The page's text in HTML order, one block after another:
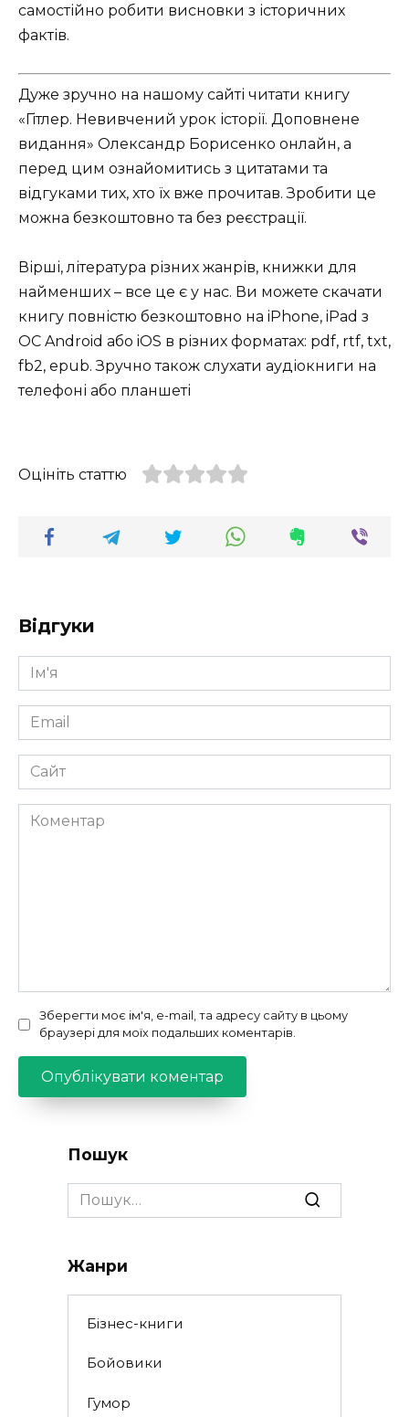
самостійно робити висновки з історичних
фактів.
Дуже зручно на нашому сайті читати книгу
«Гітлер. Невивчений урок історії. Доповнене
видання» Олександр Борисенко онлайн, а
перед цим ознайомитись з цитатами та
відгуками тих, хто їх вже прочитав. Зробити це
можна безкоштовно та без реєстрації.
Вірші, література різних жанрів, книжки для
найменших – все це є у нас. Ви можете скачати
книгу повністю безкоштовно на iPhone, iPad з
ОС Android або iOS в різних форматах: pdf, rtf, txt,
fb2, epub. Зручно також слухати аудіокниги на
телефоні або планшеті
Оцініть статтю
Відгуки
Ім'я
*
Email
*
Сайт
Коментар
Зберегти моє ім'я, e-mail, та адресу сайту в цьому
браузері для моїх подальших коментарів.
Пошук
Search
for:
Жанри
Бізнес-книги
Бойовики
Гумор